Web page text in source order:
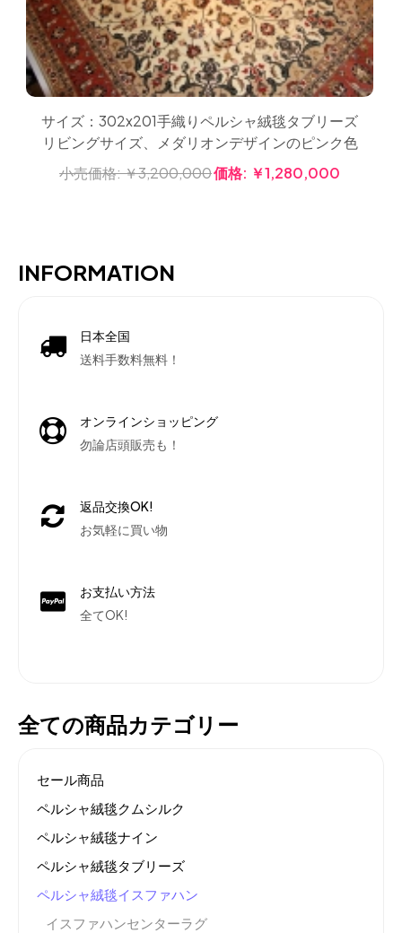
サイズ：302x201手織りペルシャ絨毯タブリーズ
リビングサイズ、メダリオンデザインのピンク色
小売価格:￥3,200,000価格: ￥1,280,000
INFORMATION
日本全国
送料手数料無料！
オンラインショッピング
勿論店頭販売も！
返品交換OK!
お気軽に買い物
お支払い方法
全てOK!
全ての商品カテゴリー
セール商品
ペルシャ絨毯クムシルク
ペルシャ絨毯ナイン
ペルシャ絨毯タブリーズ
ペルシャ絨毯イスファハン
イスファハンセンターラグ